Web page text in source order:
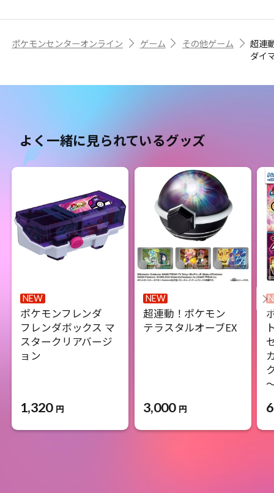
ポケモンセンターオンライン ゲーム その他ゲーム
超連
ダイ
よく一緒に見られているグッズ
NEW
ポケモンフレンダ
フレンダボックス マ
スタークリアバージ
ョン
1,320 円
NEW
超連動！ポケモン
テラスタルオーブEX
3,000 円